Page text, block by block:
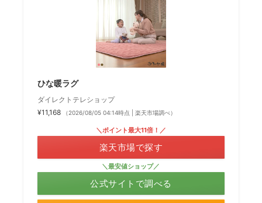
ひな暖ラグ
ダイレクトテレショップ
¥11,168
（2026/08/05 04:14時点 | 楽天市場調べ）
＼ポイント最大11倍！／
楽天市場で探す
＼最安値ショップ／
公式サイトで調べる